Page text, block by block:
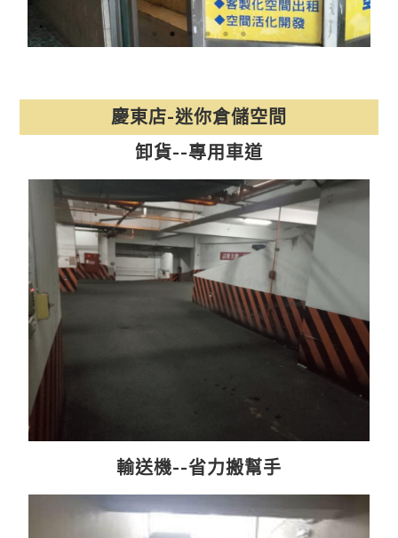
慶東店-迷你倉儲空間
卸貨--專用車道
輸送機--省力搬幫手